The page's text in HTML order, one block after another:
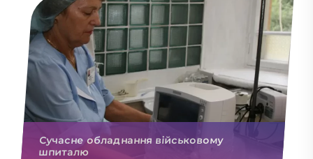
Сучасне обладнання військовому
шпиталю